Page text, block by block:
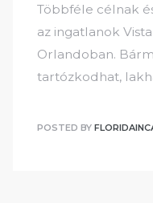
Többféle célnak
az ingatlanok
Orlandoban.
tartózkodhat,
POSTED BY